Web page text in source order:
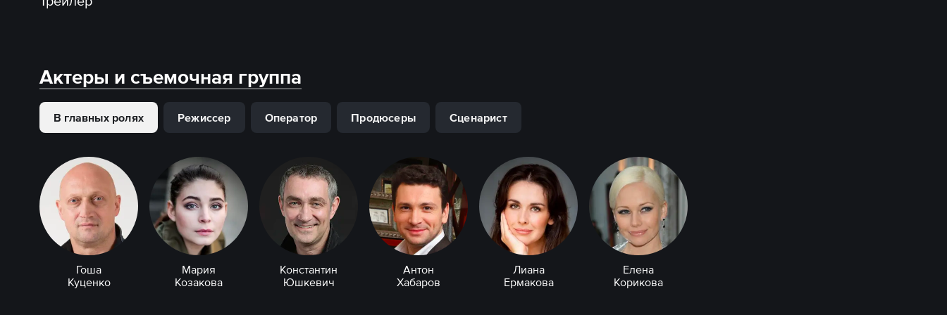
Актеры и съемочная группа
В главных ролях Режиссер Оператор Продюсеры Сценарист
Гоша
Куценко
Мария
Козакова
Константин
Юшкевич
Антон
Хабаров
Лиана
Ермакова
Елена
Корикова